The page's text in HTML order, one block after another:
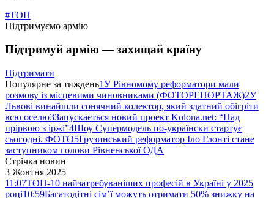
#ТОП
Підтримуємо армію
Підтримуй армію — захищай країну
Підтримати
Популярне за тиждень1У Рівномому реформатори мали
розмову із місцевими чиновниками (ФОТОРЕПОРТАЖ)2У
Львові винайшли сонячний колектор, який здатний обігріти
всю оселю3Запускається новий проект Kolona.net: “Над
прірвою з іржі”4Шоу Супермодель по-українски стартує
сьогодні. ФОТО5Грузинський реформатор Іло Глонті стане
заступником голови Рівненської ОДА
Стрічка новин
3 Жовтня 2025
11:07ТОП-10 найзатребуваніших професій в Україні у 2025
році10:59Багатодітні сім’ї можуть отримати 50% знижку на